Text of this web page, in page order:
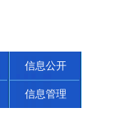
信息公开
信息管理